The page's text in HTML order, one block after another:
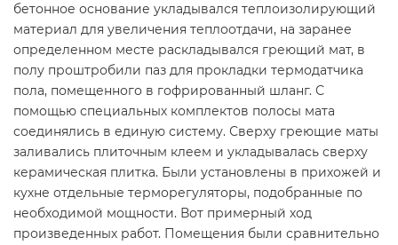
бетонное основание укладывался теплоизолирующий
материал для увеличения теплоотдачи, на заранее
определенном месте раскладывался греющий мат, в
полу проштробили паз для прокладки термодатчика
пола, помещенного в гофрированный шланг. С
помощью специальных комплектов полосы мата
соединялись в единую систему. Сверху греющие маты
заливались плиточным клеем и укладывалась сверху
керамическая плитка. Были установлены в прихожей и
кухне отдельные терморегуляторы, подобранные по
необходимой мощности. Вот примерный ход
произведенных работ. Помещения были сравнительно